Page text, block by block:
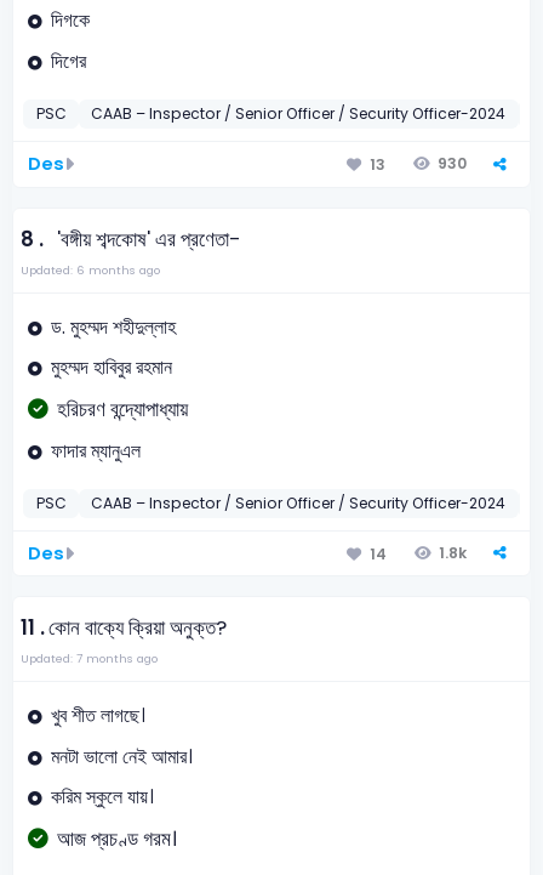
দিগকে
দিগের
PSC CAAB – Inspector / Senior Officer / Security Officer-2024
Des 13 930
8 . 'বঙ্গীয় শব্দকোষ' এর প্রণেতা-
Updated: 6 months ago
ড. মুহম্মদ শহীদুল্লাহ
মুহম্মদ হাবিবুর রহমান
হরিচরণ বন্দ্যোপাধ্যায়
ফাদার ম্যানুএল
PSC CAAB – Inspector / Senior Officer / Security Officer-2024
Des 14 1.8k
11 .কোন বাক্যে ক্রিয়া অনুক্ত?
Updated: 7 months ago
খুব শীত লাগছে।
মনটা ভালো নেই আমার।
করিম স্কুলে যায়।
আজ প্রচণ্ড গরম।